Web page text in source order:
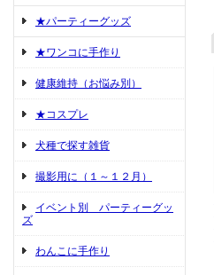
★パーティーグッズ
★ワンコに手作り
健康維持（お悩み別）
★コスプレ
犬種で探す雑貨
撮影用に（１～１２月）
イベント別 パーティーグッ
ズ
わんこに手作り